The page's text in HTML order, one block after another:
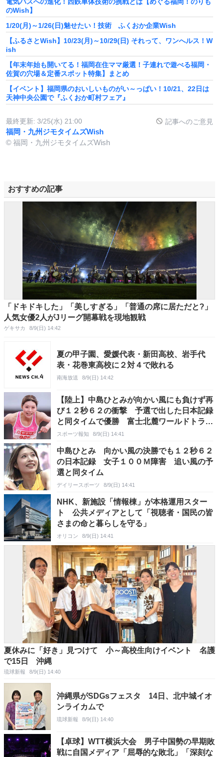
のWish】
1/20(月)～1/26(日)魅せたい！技術 ふくおか企業Wish
【ふるさとWish】10/23(月)～10/29(日) それって、ワンへルス！W
ish
【年末年始も開いてる！福岡在住ママ厳選！子連れで遊べる福岡・
佐賀の穴場＆定番スポット特集】まとめ
【イベント】福岡県のおいしいものがい～っぱい！10/21、22日は
天神中央公園で『ふくおか町村フェア』
最終更新: 3/25(水) 21:00 記事へのご意見
福岡・九州ジモタイムズWish
© 福岡・九州ジモタイムズWish
おすすめの記事
「ドキドキした」「美しすぎる」「普通の席に居ただと?」
人気女優2人がJリーグ開幕戦を現地観戦
ゲキサカ 8/9(日) 14:42
夏の甲子園、愛媛代表・新田高校、岩手代
表・花巻東高校に２対４で敗れる
南海放送 8/9(日) 14:42
【陸上】中島ひとみが向かい風にも負けず再
び１２秒６２の衝撃 予選で出した日本記録
と同タイムで優勝 富士北麓ワールドトライ
アル
スポーツ報知 8/9(日) 14:41
中島ひとみ 向かい風の決勝でも１２秒６２
の日本記録 女子１００Ｍ障害 追い風の予
選と同タイム
デイリースポーツ 8/9(日) 14:41
NHK、新施設「情報棟」が本格運用スター
ト 公共メディアとして「視聴者・国民の皆
さまの命と暮らしを守る」
オリコン 8/9(日) 14:41
夏休みに「好き」見つけて 小～高校生向けイベント 名護
で15日 沖縄
琉球新報 8/9(日) 14:40
沖縄県がSDGsフェスタ 14日、北中城イオ
ンライカムで
琉球新報 8/9(日) 14:40
【卓球】WTT横浜大会 男子中国勢の早期敗
戦に自国メディア「屈辱的な敗北」「深刻な